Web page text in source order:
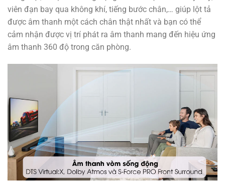
viên đạn bay qua không khí, tiếng bước chân,… giúp lột tả
được âm thanh một cách chân thật nhất và bạn có thể
cảm nhận được vị trí phát ra âm thanh mang đến hiệu ứng
âm thanh 360 độ trong căn phòng.